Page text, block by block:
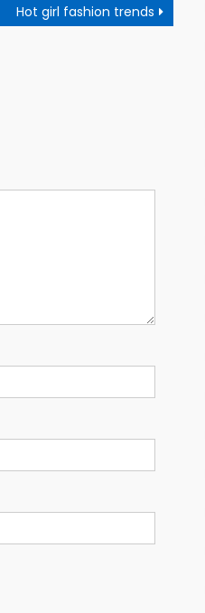
Hot girl fashion trends